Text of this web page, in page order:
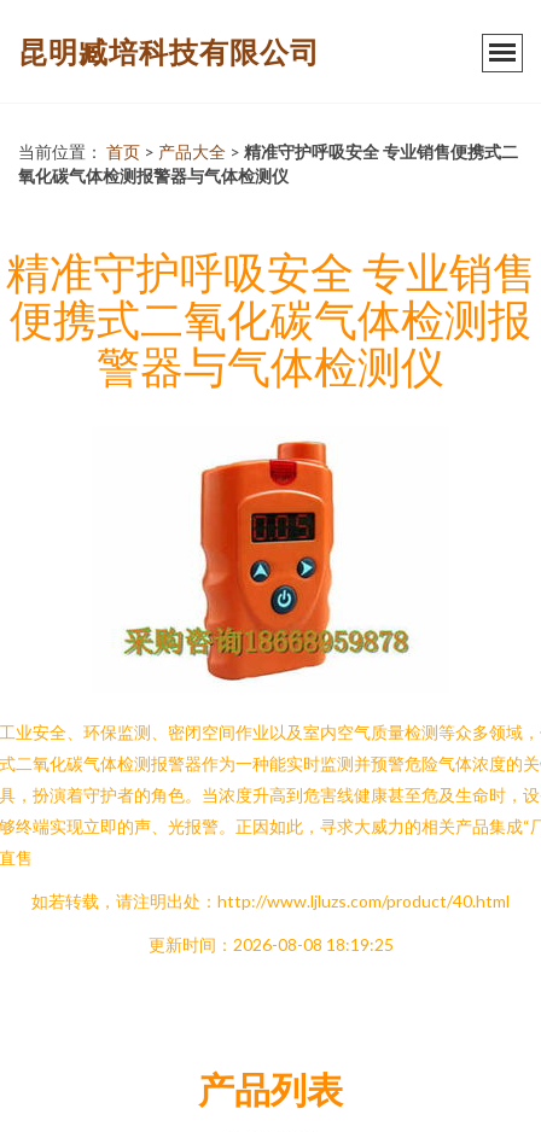
昆明臧培科技有限公司
当前位置： 首页 > 产品大全 > 精准守护呼吸安全 专业销售便携式二
氧化碳气体检测报警器与气体检测仪
精准守护呼吸安全 专业销售
便携式二氧化碳气体检测报
警器与气体检测仪
业安全、环保监测、密闭空间作业以及室内空气质量检测等众多领域
二氧化碳气体检测报警器作为一种能实时监测并预警危险气体浓度的
，扮演着守护者的角色。当浓度升高到危害线健康甚至危及生命时，
终端实现立即的声、光报警。正因如此，寻求大威力的相关产品集成“
售
如若转载，请注明出处：http://www.ljluzs.com/product/40.html
更新时间：2026-08-08 18:19:25
产品列表